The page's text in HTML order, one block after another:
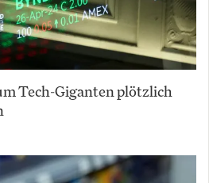
Tech-Giganten plötzlich